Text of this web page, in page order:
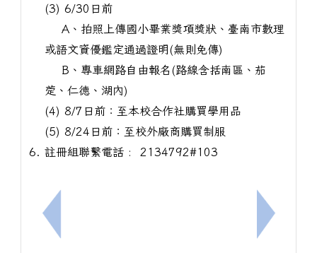
上一筆：有關教育局辦理4月份［精進數位］B5-1
(3) 6/30日前
A、拍照上傳國小畢業獎項獎狀、臺南市數理
或語文資優鑑定通過證明(無則免傳)
B、專車網路自由報名(路線含括南區、茄
萣、仁德、湖內)
(4) 8/7日前：至本校合作社購買學用品
(5) 8/24日前：至校外廠商購買制服
註冊組聯繫電話 : 2134792#103
下一筆：